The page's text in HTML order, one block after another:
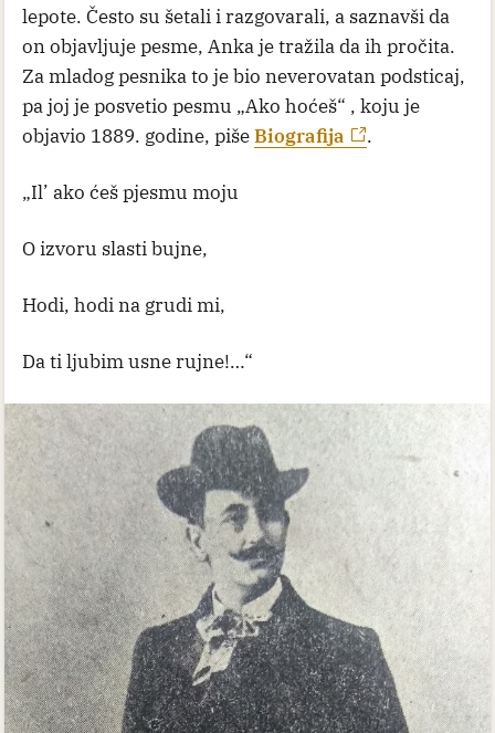
lepote. Često su šetali i razgovarali, a saznavši da
on objavljuje pesme, Anka je tražila da ih pročita.
Za mladog pesnika to je bio neverovatan podsticaj,
pa joj je posvetio pesmu „Ako hoćeš“ , koju je
objavio 1889. godine, pišeBiografija .
„Il’ ako ćeš pjesmu moju
O izvoru slasti bujne,
Hodi, hodi na grudi mi,
Da ti ljubim usne rujne!…“